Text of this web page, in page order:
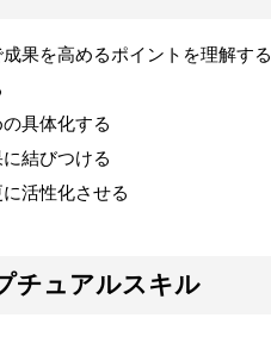
果を高めるポイントを理解する
具体化する
結びつける
活性化させる
チュアルスキル